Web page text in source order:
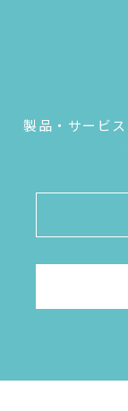
製品・サービ